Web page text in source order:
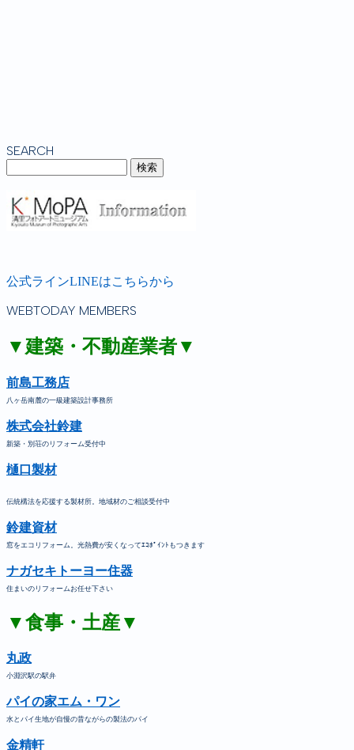
SEARCH
公式ラインLINEはこちらから
WEBTODAY MEMBERS
▼建築・不動産業者▼
前島工務店
八ヶ岳南麓の一級建築設計事務所
株式会社鈴建
新築・別荘のリフォーム受付中
樋口製材
伝統構法を応援する製材所。地域材のご相談受付中
鈴建資材
窓をエコリフォーム。光熱費が安くなってｴｺﾎﾟｲﾝﾄもつきます
ナガセキトーヨー住器
住まいのリフォームお任せ下さい
▼食事・土産▼
丸政
小淵沢駅の駅弁
パイの家エム・ワン
水とパイ生地が自慢の昔ながらの製法のパイ
金精軒